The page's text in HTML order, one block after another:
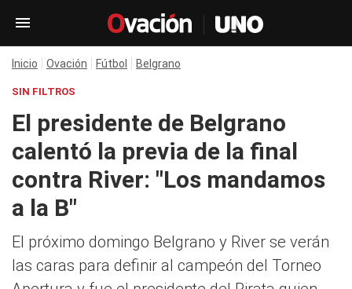
Inicio Ovación Fútbol Belgrano
SIN FILTROS
El presidente de Belgrano
calentó la previa de la final
contra River: "Los mandamos
a la B"
El próximo domingo Belgrano y River se verán
las caras para definir al campeón del Torneo